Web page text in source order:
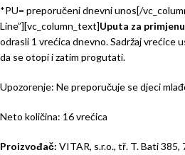
*PU= preporučeni dnevni unos[/
Line”][vc_column_text]Uputa za
odrasli 1 vrećica dnevno. Sadržaj vrećice
da se otopi i zatim progutati.
Upozorenje: Ne preporučuje se djeci
Neto količina: 16 vrećica
Proizvođač: VITAR, s.r.o., tř. T. Bati 385,